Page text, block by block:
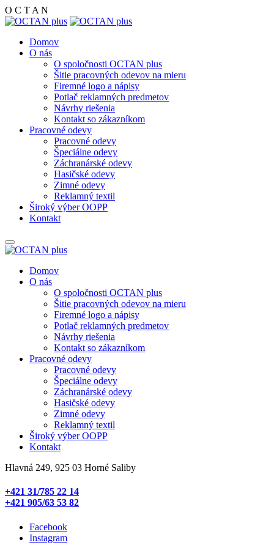
O C T A N
Domov
O nás
O spoločnosti OCTAN plus
Šitie pracovných odevov na mieru
Firemné logo a nápisy
Potlač reklamných predmetov
Návrhy riešenia
Kontakt so zákazníkom
Pracovné odevy
Pracovné odevy
Špeciálne odevy
Záchranárské odevy
Hasičské odevy
Zimné odevy
Reklamný textil
Široký výber OOPP
Kontakt
Domov
O nás
O spoločnosti OCTAN plus
Šitie pracovných odevov na mieru
Firemné logo a nápisy
Potlač reklamných predmetov
Návrhy riešenia
Kontakt so zákazníkom
Pracovné odevy
Pracovné odevy
Špeciálne odevy
Záchranárské odevy
Hasičské odevy
Zimné odevy
Reklamný textil
Široký výber OOPP
Kontakt
Hlavná 249, 925 03 Horné Saliby
+421 31/785 22 14
+421 905/63 53 82
Facebook
Instagram